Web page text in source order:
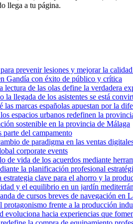
llega a tu página.
prevenir lesiones y mejorar la
Gandía con éxito de público y crítica
de las olas define la verdadera
llegada de los asistentes se está
marcas españolas apuestan por la
espacios urbanos redefinen la
sostenible en la provincia de Málaga
parte del campamento
de paradigma en las ventas
corporate events
de vida de los acuerdos mediante
la planificación profesional
clave para el ahorro y la
y el equilibrio en un jardín
de cursos breves de navegación en
protagonismo frente a la producción
evoluciona hacia experiencias que